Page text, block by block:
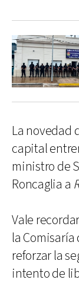
La novedad
capital
ministro de
Roncaglia a
Vale
la
reforzar la
intento de